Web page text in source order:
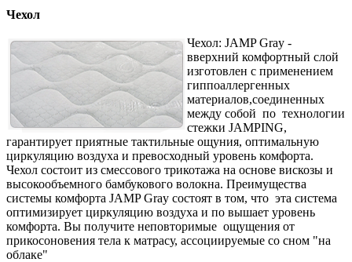
Чехол
Чехол: JAMP Gray -
вверхний комфортный слой
изготовлен с применением
гиппоаллергенных
материалов,соединенных
между собой по технологии
стежки JAMPING,
гарантирует приятные тактильные ощуния, оптимальную
циркуляцию воздуха и превосходный уровень комфорта.
Чехол состоит из смессового трикотажа на основе вискозы и
высокообъемного бамбукового волокна. Преимущества
системы комфорта JAMP Gray состоят в том, что эта система
оптимизирует циркуляцию воздуха и по вышает уровень
комфорта. Вы получите неповторимые ощущения от
прикосоновения тела к матрасу, ассоциируемые со сном "на
облаке"